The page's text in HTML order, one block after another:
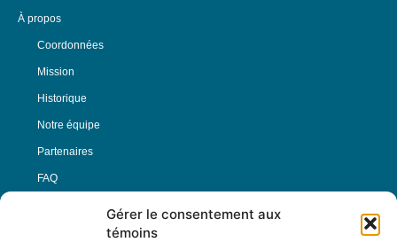
Gérer le consentement aux
témoins
À propos
Coordonnées
Mission
Historique
Notre équipe
Partenaires
FAQ